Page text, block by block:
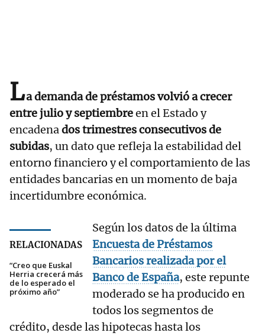
La demanda de préstamos volvió a crecer
entre julio y septiembreen el Estado y
encadenados trimestres consecutivos de
subidas, un dato que refleja la estabilidad del
entorno financiero y el comportamiento de las
entidades bancarias en un momento de baja
incertidumbre económica.
RELACIONADAS
“Creo que Euskal
Herria crecerá más
de lo esperado el
próximo año”
Según los datos de la última
Encuesta de Préstamos
Bancarios realizada por el
Banco de España, este repunte
moderado se ha producido en
todos los segmentos de
crédito, desde las hipotecas hasta los